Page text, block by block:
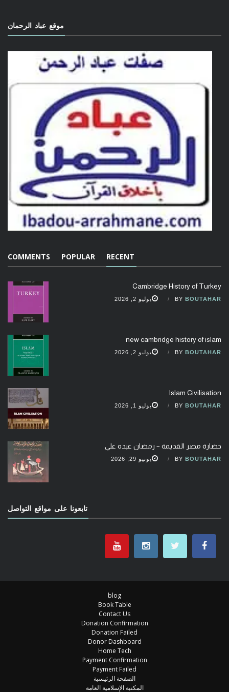
موقع عباد الرحمان
RECENT
POPULAR
COMMENTS
Cambridge History of Turkey
BY BOUTAHAR يوليو 2, 2026
new cambridge history of islam
BY BOUTAHAR يوليو 2, 2026
Islam Civilisation
BY BOUTAHAR يوليو 1, 2026
حضارة مصر القديمة – رمضان عبده علي
BY BOUTAHAR يونيو 29, 2026
تابعونا على مواقع التواصل
blog
Book Table
Contact Us
Donation Confirmation
Donation Failed
Donor Dashboard
Home Tech
Payment Confirmation
Payment Failed
الصفحة الرئيسية
المكتبة الإسلامية العامة